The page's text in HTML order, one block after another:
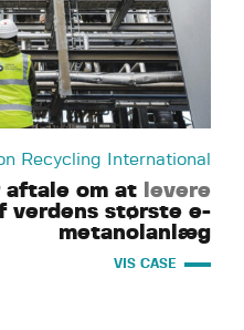
Recycling International
aftale om at levere
største e-
metanolanlæg
VIS CASE